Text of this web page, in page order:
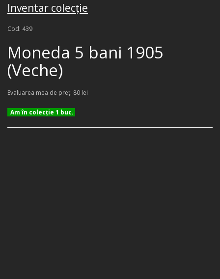
Inventar colecţie
Cod: 439
Moneda 5 bani 1905
(Veche)
Evaluarea mea de preţ: 80 lei
Am în colecţie 1 buc.